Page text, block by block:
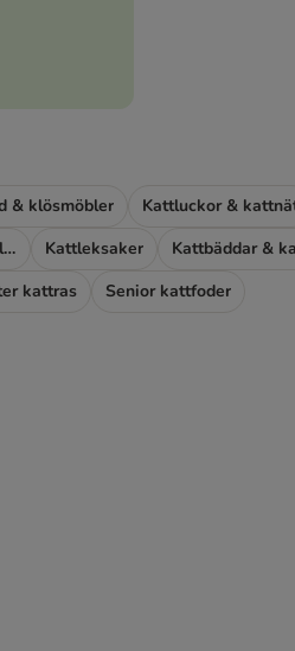
& klösmöbler
Kattluckor &
Kattburar, kattselar & katthalsband Kattleksaker
Kattbäddar &
kattras
Senior kattfoder